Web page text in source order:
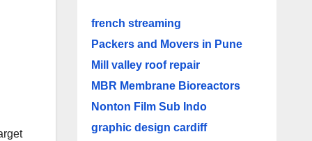
french streaming
Packers and Movers in Pune
Mill valley roof repair
MBR Membrane Bioreactors
Nonton Film Sub Indo
graphic design cardiff